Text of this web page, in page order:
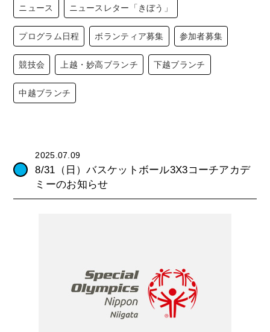
ニュース ニュースレター「きぼう」
プログラム日程 ボランティア募集 参加者募集
競技会 上越・妙高ブランチ 下越ブランチ
中越ブランチ
2025.07.09
8/31（日）バスケットボール3X3コーチアカデ
ミーのお知らせ